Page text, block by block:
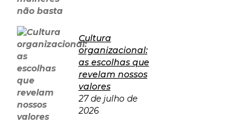
Cultura
organizacional:
as escolhas que
revelam nossos
valores
27 de julho de
2026